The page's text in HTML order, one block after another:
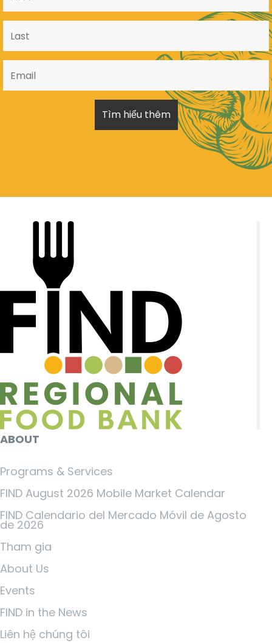
ABOUT
Programs & Services
FIND August 2026 Mobile Market Calendar
FIND Calendario del Mercado Móvil de Agosto
de 2026
Tham gia
About Us
Events
FIND in the News
Liên hệ chúng tôi